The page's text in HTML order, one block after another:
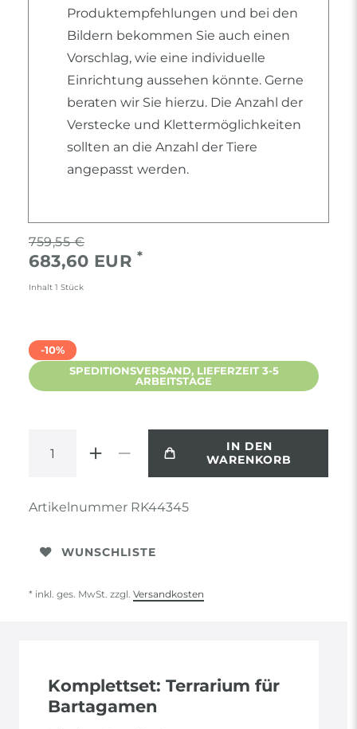
Produktempfehlungen und bei den
Bildern bekommen Sie auch einen
Vorschlag, wie eine individuelle
Einrichtung aussehen könnte. Gerne
beraten wir Sie hierzu. Die Anzahl der
Verstecke und Klettermöglichkeiten
sollten an die Anzahl der Tiere
angepasst werden.
759,55 €
683,60 EUR *
Inhalt 1 Stück
-10%
SPEDITIONSVERSAND, LIEFERZEIT 3-5
ARBEITSTAGE
IN DEN
WARENKORB
Artikelnummer RK44345
WUNSCHLISTE
* inkl. ges. MwSt. zzgl. Versandkosten
Komplettset: Terrarium für
Bartagamen